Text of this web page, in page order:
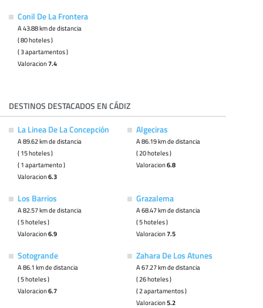
Conil De La Frontera
A 43.88 km de distancia
( 80 hoteles )
( 3 apartamentos )
Valoracion7.4
DESTINOS DESTACADOS EN CÁDIZ
La Linea De La Concepción
A 89.62 km de distancia
( 15 hoteles )
( 1 apartamento )
Valoracion6.3
Algeciras
A 86.19 km de distancia
( 20 hoteles )
Valoracion6.8
Los Barrios
A 82.57 km de distancia
( 5 hoteles )
Valoracion6.9
Grazalema
A 68.47 km de distancia
( 5 hoteles )
Valoracion7.5
Sotogrande
A 86.1 km de distancia
( 5 hoteles )
Valoracion6.7
Zahara De Los Atunes
A 67.27 km de distancia
( 26 hoteles )
( 2 apartamentos )
Valoracion5.2